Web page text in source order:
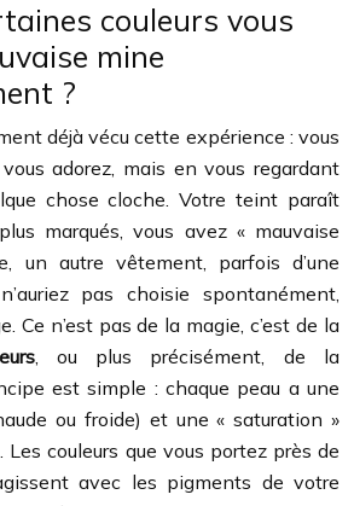
couleurs vous
mine
?
déjà vécu cette expérience : vous
adorez, mais en vous regardant
chose cloche. Votre teint paraît
marqués, vous avez « mauvaise
un autre vêtement, parfois d’une
pas choisie spontanément,
Ce n’est pas de la magie, c’est de la
, ou plus précisément, de la
est simple : chaque peau a une
ou froide) et une « saturation »
Les couleurs que vous portez près de
avec les pigments de votre